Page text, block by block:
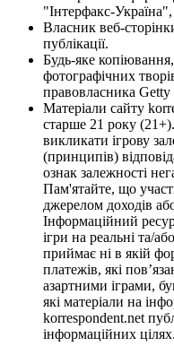
"Інтерфакс-
Власник веб-
публікації.
Будь-яке
фотографічних
правовласника Getty
Матеріали сайту
старше 21 року
викликати ігрову
(принципів)
ознак залежності
Пам'ятайте, що
джерелом доходів
Інформаційний
ігри на реальні та/
приймає ні в якій
платежів, які
азартними іграми,
які матеріали на
korrespondent.net
інформаційних цілях.